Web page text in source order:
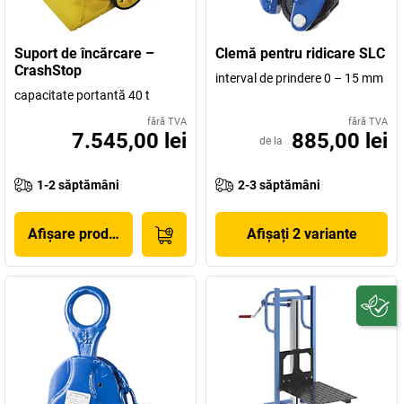
Suport de încărcare –
CrashStop
capacitate portantă 40 t
fără TVA
7.545,00 lei
1-2 săptămâni
Afișare produs
Clemă pentru ridicare SLC
interval de prindere 0 – 15 mm
fără TVA
de la 885,00 lei
2-3 săptămâni
Afișați 2 variante